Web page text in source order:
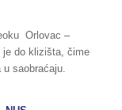
Orlovac –
je do klizišta, čime
u saobraćaju.